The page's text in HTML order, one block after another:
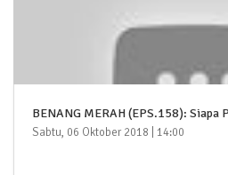
BENANG MERAH (EPS.158): Siapa
Sabtu, 06 Oktober 2018 | 14:00